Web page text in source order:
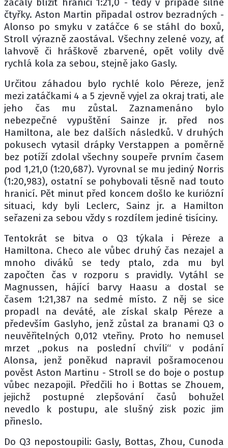
čtyřky. Aston Martin připadal ostrov bezradných -
Alonso po smyku v zatáčce 6 se stáhl do boxů,
Stroll výrazně zaostával. Všechny zelené vozy, ať
lahvově či hráškově zbarvené, opět volily dvě
rychlá kola za sebou, stejně jako Gasly.
Určitou záhadou bylo rychlé kolo Péreze, jenž
mezi zatáčkami 4 a 5 zjevně vyjel za okraj trati, ale
jeho čas mu zůstal. Zaznamenáno bylo
nebezpečné vypuštění Sainze jr. před nos
Hamiltona, ale bez dalších následků. V druhých
pokusech vytasil drápky Verstappen a poměrně
bez potíží zdolal všechny soupeře prvním časem
pod 1,21,0 (1:20,687). Vyrovnal se mu jediný Norris
(1:20,983), ostatní se pohybovali těsně nad touto
hranicí. Pět minut před koncem došlo ke kuriózní
situaci, kdy byli Leclerc, Sainz jr. a Hamilton
seřazeni za sebou vždy s rozdílem jediné tisíciny.
Tentokrát se bitva o Q3 týkala i Péreze a
Hamiltona. Checo ale vůbec druhý čas nezajel a
mnoho diváků se tedy ptalo, zda mu byl
započten čas v rozporu s pravidly. Vytáhl se
Magnussen, hájící barvy Haasu a dostal se
časem 1:21,387 na sedmé místo. Z něj se sice
propadl na deváté, ale získal skalp Péreze a
především Gaslyho, jenž zůstal za branami Q3 o
neuvěřitelných 0,012 vteřiny. Proto ho nemusel
mrzet „pokus na poslední chvíli“ v podání
Alonsa, jenž poněkud napravil pošramocenou
pověst Aston Martinu - Stroll se do boje o postup
vůbec nezapojil. Předčili ho i Bottas se Zhouem,
jejichž postupné zlepšování časů bohužel
nevedlo k postupu, ale slušný zisk pozic jim
přineslo.
Do Q3 nepostoupili: Gasly, Bottas, Zhou, Cunoda